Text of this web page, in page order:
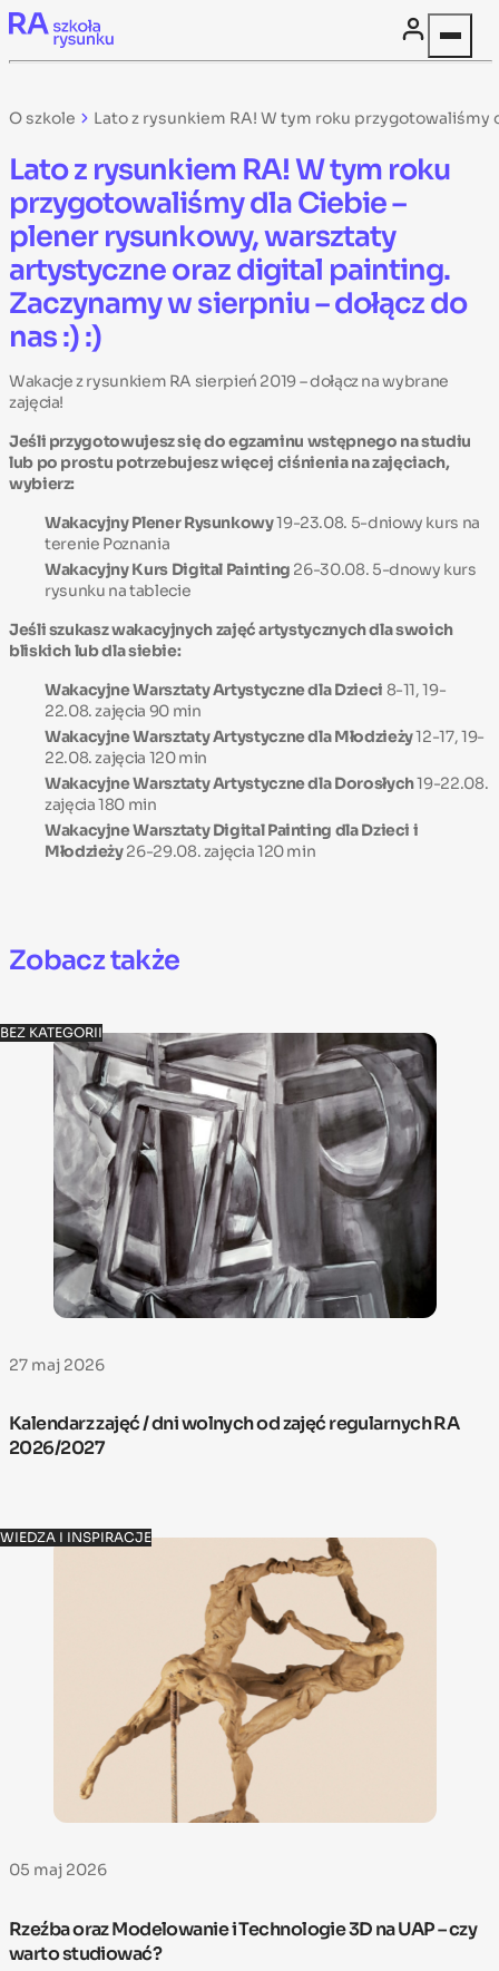
Skip to content
O szkole Lato z rysunkiem RA! W tym roku przygotowaliśmy
Lato z rysunkiem RA! W tym roku
przygotowaliśmy dla Ciebie –
plener rysunkowy, warsztaty
artystyczne oraz digital painting.
Zaczynamy w sierpniu – dołącz do
nas :) :)
Wakacje z rysunkiem RA sierpień 2019 – dołącz na wybrane
zajęcia!
Jeśli przygotowujesz się do egzaminu wstępnego na studiu
lub po prostu potrzebujesz więcej ciśnienia na zajęciach,
wybierz:
Wakacyjny Plener Rysunkowy19-23.08. 5-dniowy kurs na
terenie Poznania
Wakacyjny Kurs Digital Painting 26-30.08. 5-dnowy kurs
rysunku na tablecie
Jeśli szukasz wakacyjnych zajęć artystycznych dla swoich
bliskich lub dla siebie:
Wakacyjne Warsztaty Artystyczne dla Dzieci 8-11, 19-
22.08. zajęcia 90 min
Wakacyjne Warsztaty Artystyczne dla Młodzieży12-17, 19-
22.08. zajęcia 120 min
Wakacyjne Warsztaty Artystyczne dla Dorosłych19-22.08.
zajęcia 180 min
Wakacyjne Warsztaty Digital Painting dla Dzieci i
Młodzieży26-29.08. zajęcia 120 min
Zobacz także
BEZ KATEGORII
27 maj 2026
Kalendarz zajęć / dni wolnych od zajęć regularnych RA
2026/2027
WIEDZA I INSPIRACJE
05 maj 2026
Rzeźba oraz Modelowanie i Technologie 3D na UAP – czy
warto studiować?